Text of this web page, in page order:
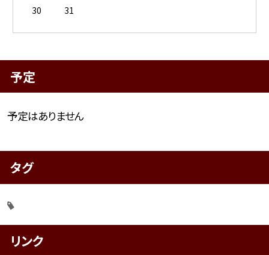
30
31
予定
予定はありません
タグ
リンク